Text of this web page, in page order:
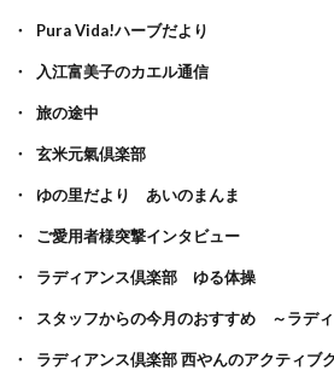
Pura Vida!ハーブだより
入江富美子のカエル通信
旅の途中
玄米元氣倶楽部
ゆの里だより あいのまんま
ご愛用者様突撃インタビュー
ラディアンス倶楽部 ゆる体操
スタッフからの今月のおすすめ ～ラデ
ラディアンス倶楽部 西やんのアクティブ